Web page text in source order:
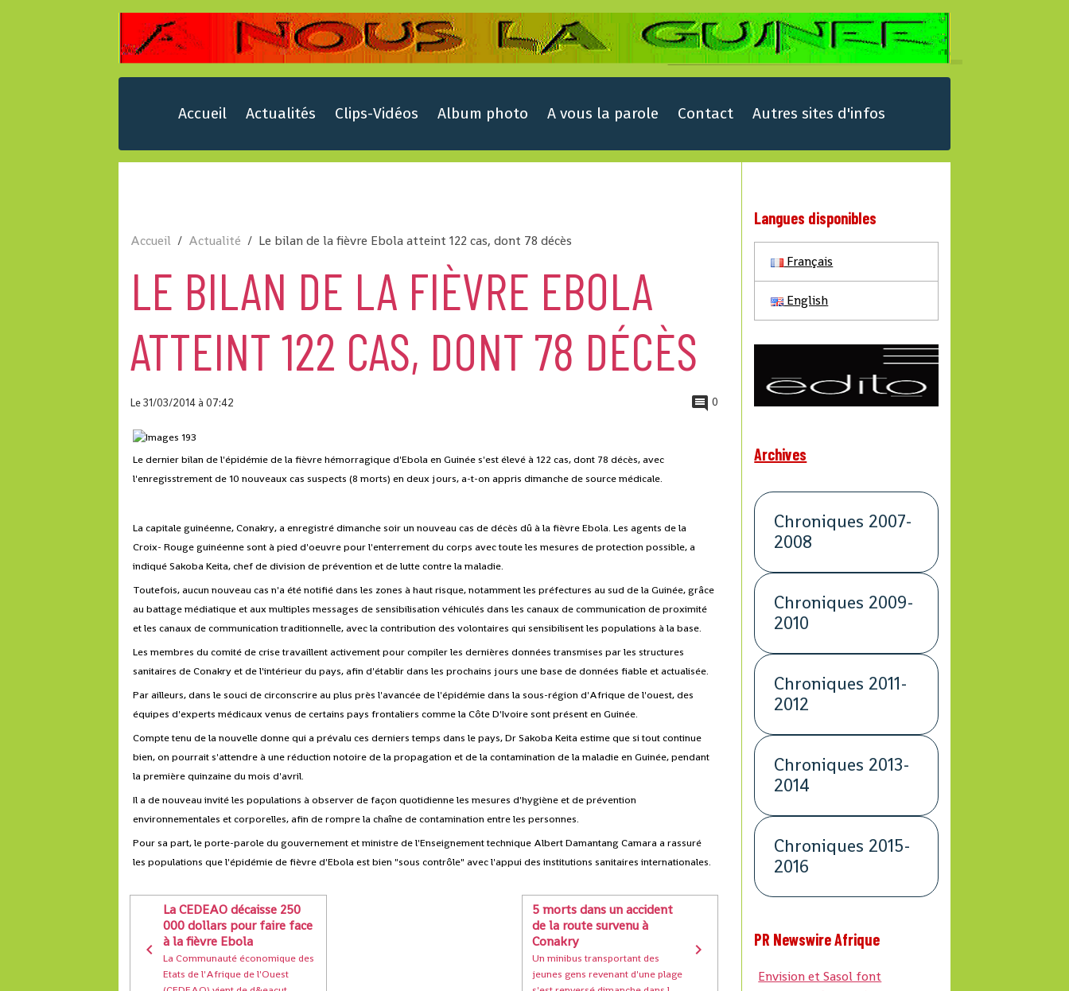
Accueil Actualités Clips-Vidéos Album photo A vous la parole Contact Autres sites d'infos
Accueil Actualité Le bilan de la fièvre Ebola atteint 122 cas, dont 78 décès
LE BILAN DE LA FIÈVRE EBOLA
ATTEINT 122 CAS, DONT 78 DÉCÈS
Le 31/03/2014à 07:42 0
Le dernier bilan de l'épidémie de la fièvre hémorragique d'Ebola en Guinée s'est élevé à 122 cas, dont 78 décès, avec
l'enregisstrement de 10 nouveaux cas suspects (8 morts) en deux jours, a-t-on appris dimanche de source médicale.
La capitale guinéenne, Conakry, a enregistré dimanche soir un nouveau cas de décès dû à la fièvre Ebola. Les agents de la
Croix- Rouge guinéenne sont à pied d'oeuvre pour l'enterrement du corps avec toute les mesures de protection possible, a
indiqué Sakoba Keita, chef de division de prévention et de lutte contre la maladie.
Toutefois, aucun nouveau cas n'a été notifié dans les zones à haut risque, notamment les préfectures au sud de la Guinée, grâce
au battage médiatique et aux multiples messages de sensibilisation véhiculés dans les canaux de communication de proximité
et les canaux de communication traditionnelle, avec la contribution des volontaires qui sensibilisent les populations à la base.
Les membres du comité de crise travaillent activement pour compiler les dernières données transmises par les structures
sanitaires de Conakry et de l'intérieur du pays, afin d'établir dans les prochains jours une base de données fiable et actualisée.
Par ailleurs, dans le souci de circonscrire au plus près l'avancée de l'épidémie dans la sous-région d'Afrique de l'ouest, des
équipes d'experts médicaux venus de certains pays frontaliers comme la Côte D'Ivoire sont présent en Guinée.
Compte tenu de la nouvelle donne qui a prévalu ces derniers temps dans le pays, Dr Sakoba Keita estime que si tout continue
bien, on pourrait s'attendre à une réduction notoire de la propagation et de la contamination de la maladie en Guinée, pendant
la première quinzaine du mois d'avril.
Il a de nouveau invité les populations à observer de façon quotidienne les mesures d'hygiène et de prévention
environnementales et corporelles, afin de rompre la chaîne de contamination entre les personnes.
Pour sa part, le porte-parole du gouvernement et ministre de l'Enseignement technique Albert Damantang Camara a rassuré
les populations que l'épidémie de fièvre d'Ebola est bien "sous contrôle" avec l'appui des institutions sanitaires internationales.
La CEDEAO décaisse 250
000 dollars pour faire face
à la fièvre Ebola
La Communauté économique des
Etats de l'Afrique de l'Ouest
5 morts dans un accident
de la route survenu à
Conakry
Un minibus transportant des
jeunes gens revenant d'une plage
Langues disponibles
Français
English
Archives
Chroniques 2007-
2008
Chroniques 2009-
2010
Chroniques 2011-
2012
Chroniques 2013-
2014
Chroniques 2015-
2016
PR Newswire Afrique
Envision et Sasol font